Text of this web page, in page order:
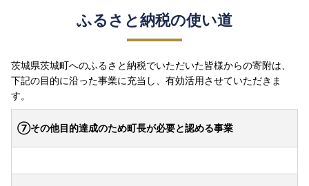
ふるさと納税の使い道
茨城県茨城町へのふるさと納税でいただいた皆様からの寄附は、
下記の目的に沿った事業に充当し、有効活用させていただきま
す。
⑦その他目的達成のため町長が必要と認める事業